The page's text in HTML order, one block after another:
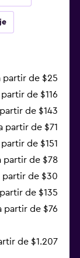
partir de $25
partir de $116
de $143
partir de $71
partir de $151
partir de $78
partir de $30
de $135
partir de $76
de $1.207